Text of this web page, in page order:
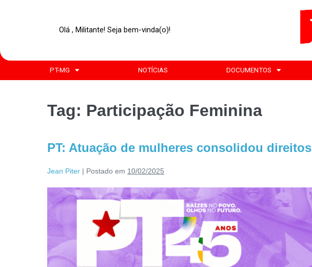
Olá , Militante! Seja bem-vinda(o)!
PT-MG NOTÍCIAS DOCUMENTOS
Tag: Participação Feminina
PT: Atuação de mulheres consolidou
Jean Piter | Postado em 10/02/2025